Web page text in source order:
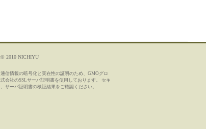
2010 NICHIYU
信情報の暗号化と実在性の証明のため、GMOグロ
会社のSSLサーバ証明書を使用しております。 セキ
サーバ証明書の検証結果をご確認ください。